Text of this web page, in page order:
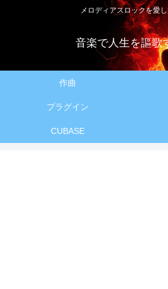
メロディアスロックを愛
音楽で人生を謳
作曲
プラグイン
CUBASE